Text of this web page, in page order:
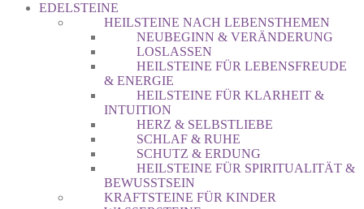
EDELSTEINE
HEILSTEINE NACH LEBENSTHEMEN
NEUBEGINN & VERÄNDERUNG
LOSLASSEN
HEILSTEINE FÜR LEBENSFREUDE
& ENERGIE
HEILSTEINE FÜR KLARHEIT &
INTUITION
HERZ & SELBSTLIEBE
SCHLAF & RUHE
SCHUTZ & ERDUNG
HEILSTEINE FÜR SPIRITUALITÄT &
BEWUSSTSEIN
KRAFTSTEINE FÜR KINDER